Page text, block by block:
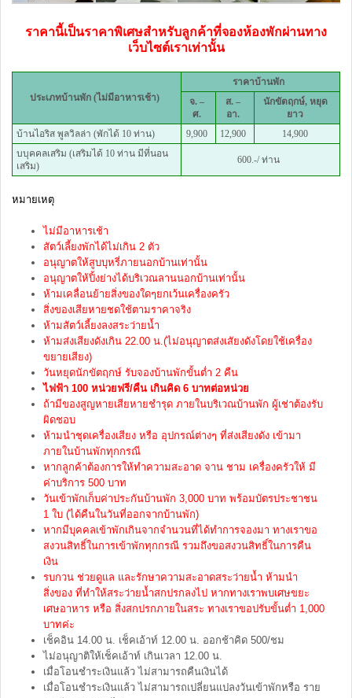
ราคานี้เป็นราคาพิเศษสำหรับลูกค้าที่จองห้องพักผ่านทาง
เว็บไซต์เราเท่านั้น
ประเภทบ้านพัก (ไม่มีอาหารเช้า)
ราคาบ้านพัก
จ. –
ศ.
ส. –
อา.
นักขัตฤกษ์, หยุด
ยาว
บ้านไอริส พูลวิลล่า (พักได้ 10 ท่าน)
9,900 12,900
14,900
บบุคคลเสริม (เสริมได้ 10 ท่าน มีที่นอน
เสริม)
600.-/ ท่าน
หมายเหตุ
ไม่มีอาหารเช้า
สัตว์เลี้ยงพักได้ไม่เกิน 2 ตัว
อนุญาตให้สูบบุหรี่ภายนอกบ้านเท่านั้น
อนุญาตให้ปิ้งย่างได้บริเวณลานนอกบ้านเท่านั้น
ห้ามเคลื่อนย้ายสิ่งของใดๆยกเว้นเครื่องครัว
สิ่งของเสียหายชดใช้ตามราคาจริง
ห้ามสัตว์เลี้ยงลงสระว่ายน้ำ
ห้ามส่งเสียงดังเกิน 22.00 น.(ไม่อนุญาตส่งเสัยงดังโดยใช้เครื่อง
ขยายเสียง)
วันหยุดนักขัตฤกษ์ รับจองบ้านพักขั้นต่ำ 2 คืน
ไฟฟ้า 100 หน่วยฟรี/คืน เกินคิด 6 บาทต่อหน่วย
ถ้ามีของสูญหายเสียหายชำรุด ภายในบริเวณบ้านพัก ผู้เช่าต้องรับ
ผิดชอบ
ห้ามนำชุดเครื่องเสียง หรือ อุปกรณ์ต่างๆ ที่ส่งเสียงดัง เข้ามา
ภายในบ้านพักทุกกรณี
หากลูกค้าต้องการให้ทำความสะอาด จาน ชาม เครื่องครัวให้ มี
ค่าบริการ 500 บาท
วันเข้าพักเก็บค่าประกันบ้านพัก 3,000 บาท พร้อมบัตรประชาชน
1 ใบ (ได้คืนในวันที่ออกจากบ้านพัก)
หากมีบุคคลเข้าพักเกินจากจำนวนที่ได้ทำการจองมา ทางเราขอ
สงวนสิทธิ์ในการเข้าพักทุกกรณี รวมถึงขอสงวนสิทธิ์ในการคืน
เงิน
รบกวน ช่วยดูแล และรักษาความสะอาดสระว่ายน้ำ ห้ามนำ
สิ่งของ ที่ทำให้สระว่ายน้ำสกปรกลงไป หากทางเราพบเศษขยะ
เศษอาหาร หรือ สิ่งสกปรกภายในสระ ทางเราขอปรับขั้นต่ำ 1,000
บาทค่ะ
เช็คอิน 14.00 น. เช็คเอ้าท์ 12.00 น. ออกช้าคิด 500/ชม
ไม่อนุญาติให้เช็คเอ้าท์ เกินเวลา 12.00 น.
เมื่อโอนชำระเงินแล้ว ไม่สามารถคืนเงินได้
เมื่อโอนชำระเงินแล้ว ไม่สามารถเปลี่ยนแปลงวันเข้าพักหรือ ราย